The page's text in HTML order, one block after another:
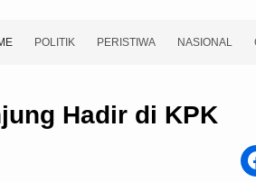
POLITIK PERISTIWA NASIONAL
Hadir di KPK